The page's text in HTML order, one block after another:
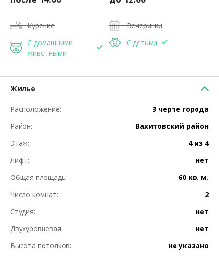
Курение
Вечеринки
С домашними
животными
С детьми
Жилье
Расположение:
В черте города
Район:
Вахитовский район
Этаж:
4 из 4
Лифт:
нет
Общая площадь:
60 кв. м.
Число комнат:
2
Студия:
нет
Двухуровневая:
нет
Высота потолков:
не указано